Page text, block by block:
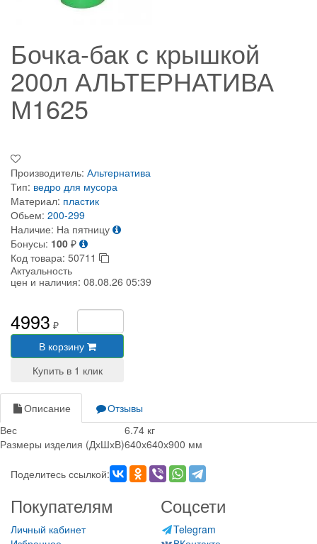
Бочка-бак с крышкой
200л АЛЬТЕРНАТИВА
М1625
Производитель: Альтернатива
Тип: ведро для мусора
Материал: пластик
Обьем: 200-299
Наличие: На пятницу
Бонусы: 100 ₽
Код товара: 50711
Актуальность
цен и наличия: 08.08.26 05:39
4993 ₽
В корзину
Описание
Отзывы
Вес
6.74 кг
Размеры изделия (ДхШхВ)640х640х900 мм
Поделитесь ссылкой:
Покупателям
Личный кабинет
Соцсети
Telegram